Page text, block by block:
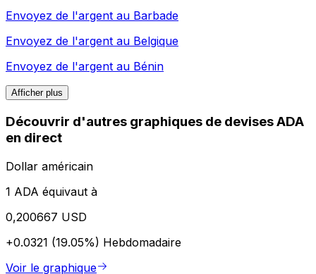
Envoyez de l'argent au Barbade
Envoyez de l'argent au Belgique
Envoyez de l'argent au Bénin
Afficher plus
Découvrir d'autres graphiques de devises ADA
en direct
Dollar américain
1 ADA équivaut à
0,200667 USD
+0.0321 (19.05%) Hebdomadaire
Voir le graphique